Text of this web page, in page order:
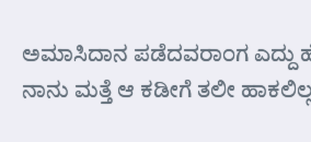
ಅಮಾಸಿದಾನ ಪಡೆದವರಾಂಗ ಎದ್ದು
ನಾನು ಮತ್ತೆ ಆ ಕಡೀಗೆ ತಲೀ